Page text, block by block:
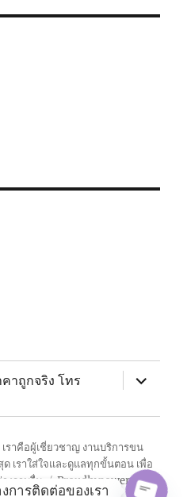
าถูกจริง โทร
expand
child
ราคือผู้เชี่ยวชาญ งานบริการขน
เราใส่ใจและดูแลทุกขั้นตอน เพื่อ
งราบรื่น
Proudly powered by
การติดต่อของเรา